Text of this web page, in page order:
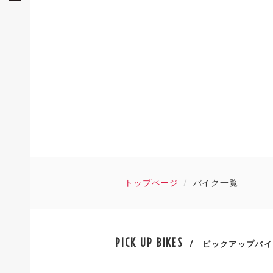
トップページ バイク一覧
PICK UP BIKES / ピックアップバ